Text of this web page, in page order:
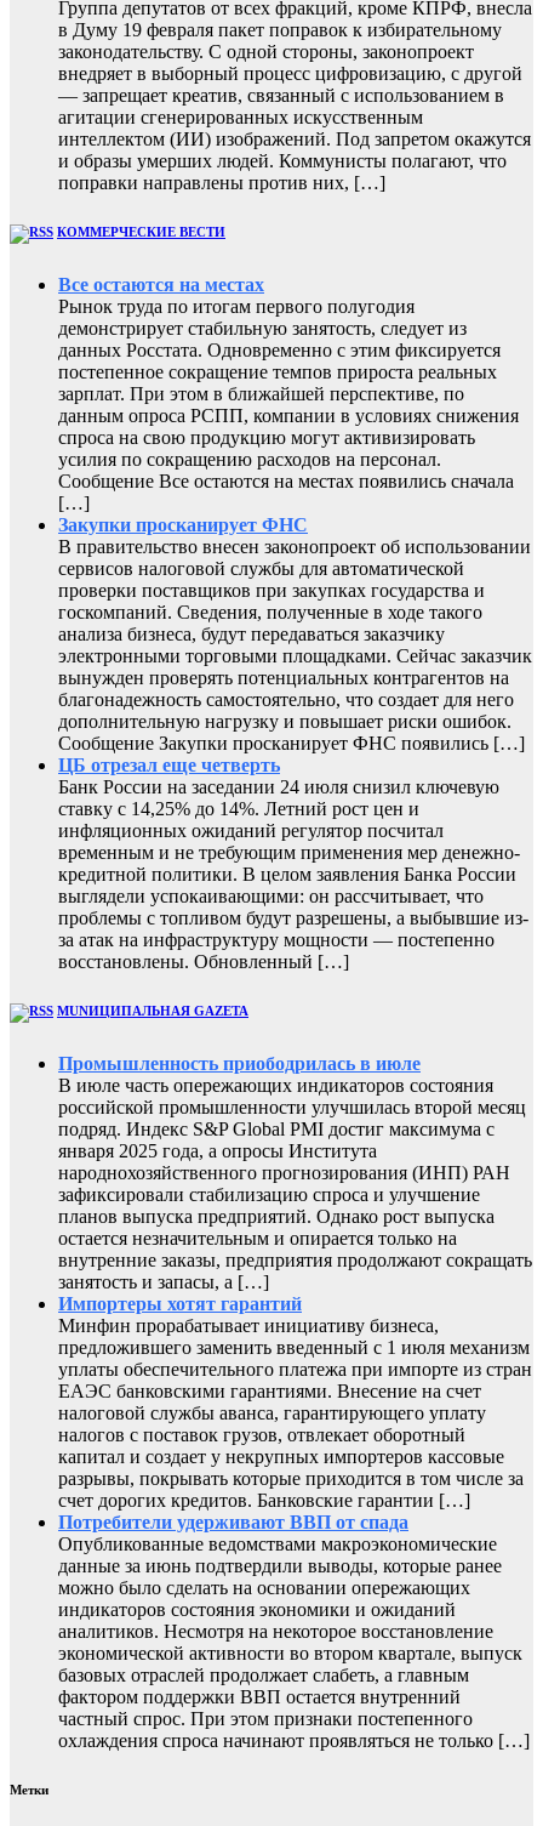
Группа депутатов от всех фракций, кроме КПРФ, внесла
в Думу 19 февраля пакет поправок к избирательному
законодательству. С одной стороны, законопроект
внедряет в выборный процесс цифровизацию, с другой
— запрещает креатив, связанный с использованием в
агитации сгенерированных искусственным
интеллектом (ИИ) изображений. Под запретом окажутся
и образы умерших людей. Коммунисты полагают, что
поправки направлены против них, […]
КОММЕРЧЕСКИЕ ВЕСТИ
Все остаются на местах
Рынок труда по итогам первого полугодия
демонстрирует стабильную занятость, следует из
данных Росстата. Одновременно с этим фиксируется
постепенное сокращение темпов прироста реальных
зарплат. При этом в ближайшей перспективе, по
данным опроса РСПП, компании в условиях снижения
спроса на свою продукцию могут активизировать
усилия по сокращению расходов на персонал.
Сообщение Все остаются на местах появились сначала
[…]
Закупки просканирует ФНС
В правительство внесен законопроект об использовании
сервисов налоговой службы для автоматической
проверки поставщиков при закупках государства и
госкомпаний. Сведения, полученные в ходе такого
анализа бизнеса, будут передаваться заказчику
электронными торговыми площадками. Сейчас заказчик
вынужден проверять потенциальных контрагентов на
благонадежность самостоятельно, что создает для него
дополнительную нагрузку и повышает риски ошибок.
Сообщение Закупки просканирует ФНС появились […]
ЦБ отрезал еще четверть
Банк России на заседании 24 июля снизил ключевую
ставку с 14,25% до 14%. Летний рост цен и
инфляционных ожиданий регулятор посчитал
временным и не требующим применения мер денежно-
кредитной политики. В целом заявления Банка России
выглядели успокаивающими: он рассчитывает, что
проблемы с топливом будут разрешены, а выбывшие из-
за атак на инфраструктуру мощности — постепенно
восстановлены. Обновленный […]
MUNИЦИПАЛЬНАЯ GAZЕТА
Промышленность приободрилась в июле
В июле часть опережающих индикаторов состояния
российской промышленности улучшилась второй месяц
подряд. Индекс S&P Global PMI достиг максимума с
января 2025 года, а опросы Института
народнохозяйственного прогнозирования (ИНП) РАН
зафиксировали стабилизацию спроса и улучшение
планов выпуска предприятий. Однако рост выпуска
остается незначительным и опирается только на
внутренние заказы, предприятия продолжают сокращать
занятость и запасы, а […]
Импортеры хотят гарантий
Минфин прорабатывает инициативу бизнеса,
предложившего заменить введенный с 1 июля механизм
уплаты обеспечительного платежа при импорте из стран
ЕАЭС банковскими гарантиями. Внесение на счет
налоговой службы аванса, гарантирующего уплату
налогов с поставок грузов, отвлекает оборотный
капитал и создает у некрупных импортеров кассовые
разрывы, покрывать которые приходится в том числе за
счет дорогих кредитов. Банковские гарантии […]
Потребители удерживают ВВП от спада
Опубликованные ведомствами макроэкономические
данные за июнь подтвердили выводы, которые ранее
можно было сделать на основании опережающих
индикаторов состояния экономики и ожиданий
аналитиков. Несмотря на некоторое восстановление
экономической активности во втором квартале, выпуск
базовых отраслей продолжает слабеть, а главным
фактором поддержки ВВП остается внутренний
частный спрос. При этом признаки постепенного
охлаждения спроса начинают проявляться не только […]
Метки